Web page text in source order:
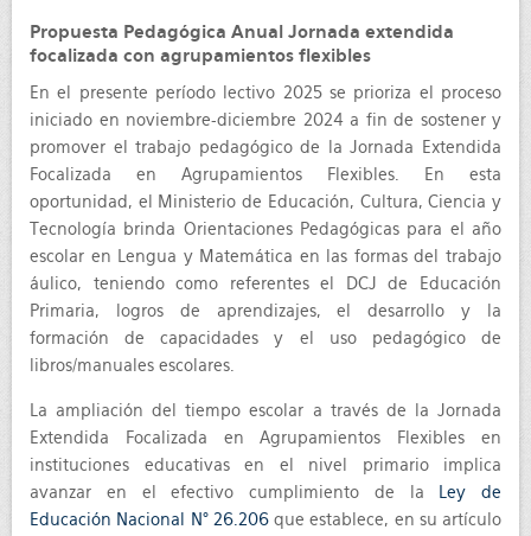
Propuesta Pedagógica Anual Jornada extendida
focalizada con agrupamientos flexibles
En el presente período lectivo 2025 se prioriza el proceso
iniciado en noviembre-diciembre 2024 a fin de sostener y
promover el trabajo pedagógico de la Jornada Extendida
Focalizada en Agrupamientos Flexibles. En esta
oportunidad, el Ministerio de Educación, Cultura, Ciencia y
Tecnología brinda Orientaciones Pedagógicas para el año
escolar en Lengua y Matemática en las formas del trabajo
áulico, teniendo como referentes el DCJ de Educación
Primaria, logros de aprendizajes, el desarrollo y la
formación de capacidades y el uso pedagógico de
libros/manuales escolares.
La ampliación del tiempo escolar a través de la Jornada
Extendida Focalizada en Agrupamientos Flexibles en
instituciones educativas en el nivel primario implica
avanzar en el efectivo cumplimiento de la
Ley de
Educación Nacional N° 26.206que establece, en su artículo